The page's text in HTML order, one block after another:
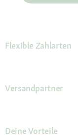
Flexible Zahlarten
Versandpartner
Deine Vorteile